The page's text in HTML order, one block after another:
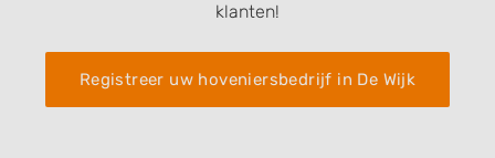
klanten!
Registreer uw hoveniersbedrijf in De Wijk